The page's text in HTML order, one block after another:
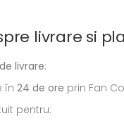
livrare si
livrare:
în 24 de ore prin Fan
pentru: